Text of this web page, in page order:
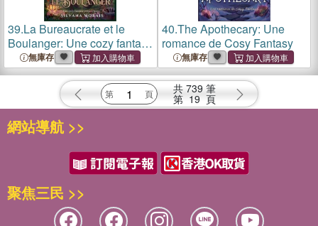
39.La Bureaucrate et le
Boulanger: Une cozy fantasy
romantique
無庫存
40.The Apothecary: Une
romance de Cosy Fantasy
無庫存
共 739 筆
第 19 頁
網站導航 >>
聚焦三民 >>